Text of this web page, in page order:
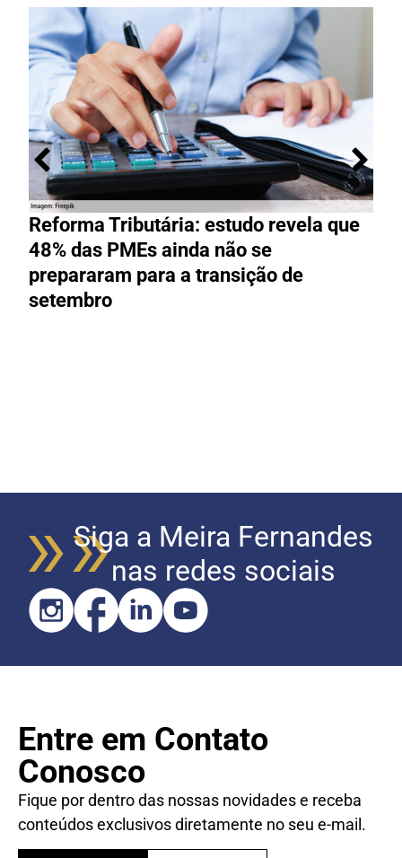
Reforma Tributária: estudo revela que
48% das PMEs ainda não se
prepararam para a transição de
setembro
Siga a Meira Fernandes
nas redes sociais
Entre em Contato
Conosco
Fique por dentro das nossas novidades e receba
conteúdos exclusivos diretamente no seu e-mail.